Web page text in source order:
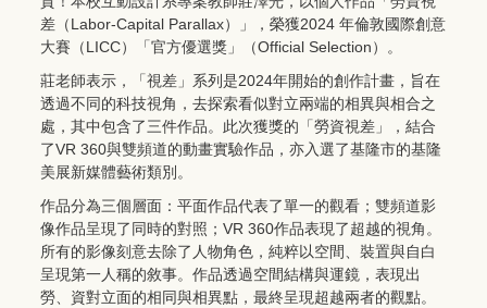
差（Labor-Capital Parallax）」，榮獲2024 年倫敦國際創意
大賽（LICC）「官方優選獎」（Official Selection）。
莊老師表示，「視差」系列是2024年開始的創作計畫，旨在
透過不同的科技視角，去探索看似對立兩端的相異與相合之
處，其中包含了三件作品。此次獲獎的「勞資視差」，結合
了VR 360與雙頻道的動畫實驗作品，亦入選了基隆市的基隆
美展新媒體藝術類別。
作品分為三個層面：平面作品代表了單一的觀看；雙頻道影
像作品呈現了同時的對照；VR 360作品表現了超越的視角。
所有的影像刻意去除了人物角色，純粹以空間、裝置與自白
呈現第一人稱的敘事。作品透過空間結構與運鏡，表現出
勞、資對立面的相同與相異點，最終呈現超越兩者的觀點。